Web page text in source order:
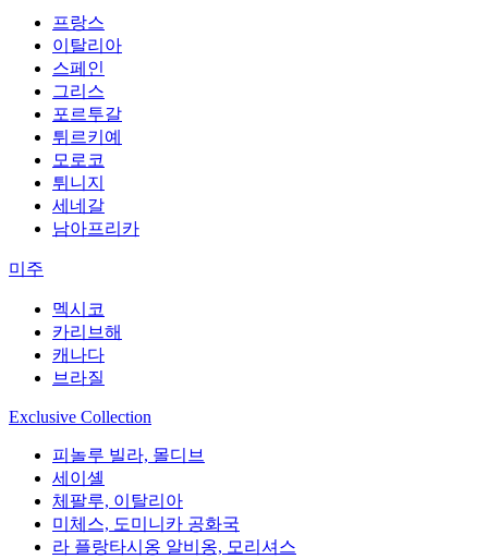
프랑스
이탈리아
스페인
그리스
포르투갈
튀르키예
모로코
튀니지
세네갈
남아프리카
미주
멕시코
카리브해
캐나다
브라질
Exclusive Collection
피놀루 빌라, 몰디브
세이셸
체팔루, 이탈리아
미체스, 도미니카 공화국
라 플랑타시옹 알비옹, 모리셔스